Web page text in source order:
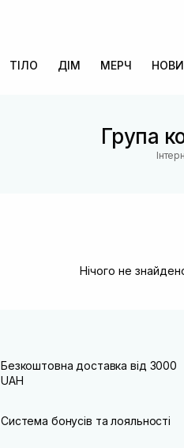
ТІЛО ДІМ МЕРЧ
Група
Нічого не
Безкоштовна доставка від 3000
UAH
Система бонусів та лояльності